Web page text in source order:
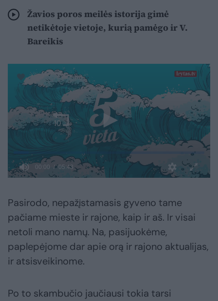
Žavios poros meilės istorija gimė
netikėtoje vietoje, kurią pamėgo ir V.
Bareikis
Pasirodo, nepažįstamasis gyveno tame
pačiame mieste ir rajone, kaip ir aš. Ir visai
netoli mano namų. Na, pasijuokėme,
paplepėjome dar apie orą ir rajono aktualijas,
ir atsisveikinome.
Po to skambučio jaučiausi tokia tarsi